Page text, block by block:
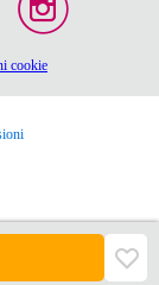
cookie